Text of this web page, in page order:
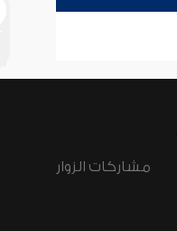
مشاركات الزوار